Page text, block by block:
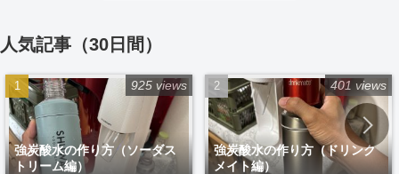
人気記事（30日間）
強炭酸水の作り方（ソーダス
トリーム編）
925 views
強炭酸水の作り方（ドリンク
メイト編）
401 views